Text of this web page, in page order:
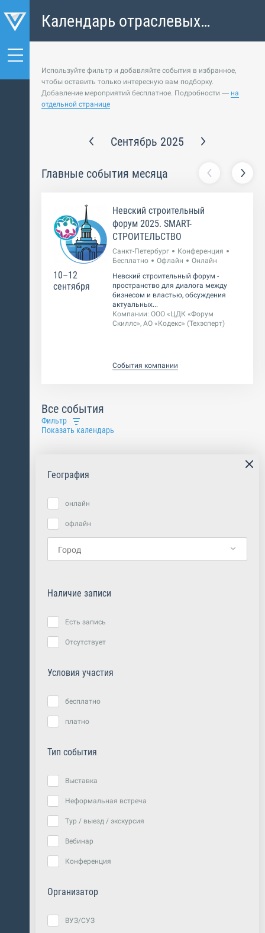
Календарь отраслевых
событий
Используйте фильтр и добавляйте события в избранное,
чтобы оставить только интересную вам подборку.
Добавление мероприятий бесплатное. Подробности — на
отдельной странице
Сентябрь 2025
Главные события месяца
10–12
сентября
Невский строительный
форум 2025. SMART-
СТРОИТЕЛЬСТВО
Санкт-Петербург
Конференция
Бесплатно
Офлайн
Онлайн
Невский строительный форум -
пространство для диалога между
бизнесом и властью, обсуждения
актуальных...
Компании: ООО «ЦДК «Форум
Скиллс», АО «Кодекс» (Техэсперт)
События компании
Все события
Фильтр
Показать календарь
География
онлайн
офлайн
Наличие записи
Есть запись
Отсутствует
Условия участия
бесплатно
платно
Тип события
Выставка
Неформальная встреча
Тур / выезд / экскурсия
Вебинар
Конференция
Организатор
ВУЗ/СУЗ